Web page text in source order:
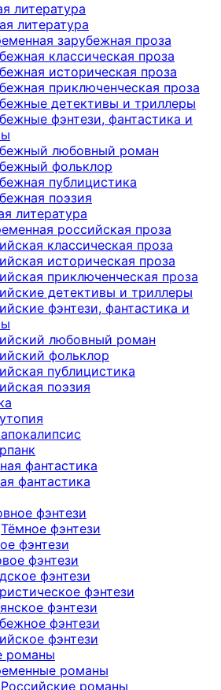
литература
литература
зарубежная проза
классическая проза
историческая проза
приключенческая проза
детективы и триллеры
фэнтези, фантастика и
любовный роман
фольклор
публицистика
поэзия
литература
российская проза
классическая проза
историческая проза
приключенческая проза
детективы и триллеры
фэнтези, фантастика и
любовный роман
фольклор
публицистика
поэзия
фантастика
фантастика
фэнтези
Тёмное фэнтези
фэнтези
фэнтези
фэнтези
фэнтези
фэнтези
фэнтези
фэнтези
романы
романы
Российские романы